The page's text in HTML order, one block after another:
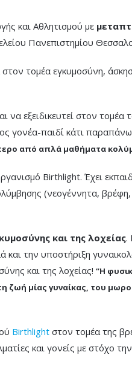
και Αθλητισμού με
Πανεπιστημίου
τομέα εγκυμοσύνη,
να εξειδικευτεί στον τομέα
γονέα-παιδί κάτι
από απλά μαθήματα
Birthlight. Έχει
(νεογέννητα,
και της λοχείας.
και την υποστήριξη
και της λοχείας! “Η
ζωή μίας γυναίκας, του
Birthlight στον τομέα της
και γονείς με στόχο